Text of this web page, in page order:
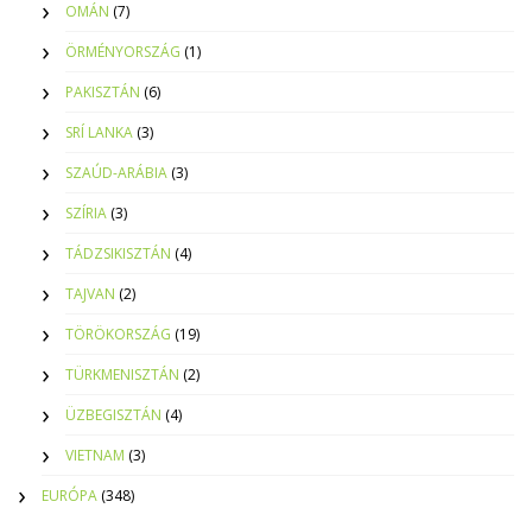
OMÁN (7)
ÖRMÉNYORSZÁG (1)
PAKISZTÁN (6)
SRÍ LANKA (3)
SZAÚD-ARÁBIA (3)
SZÍRIA (3)
TÁDZSIKISZTÁN (4)
TAJVAN (2)
TÖRÖKORSZÁG (19)
TÜRKMENISZTÁN (2)
ÜZBEGISZTÁN (4)
VIETNAM (3)
EURÓPA (348)